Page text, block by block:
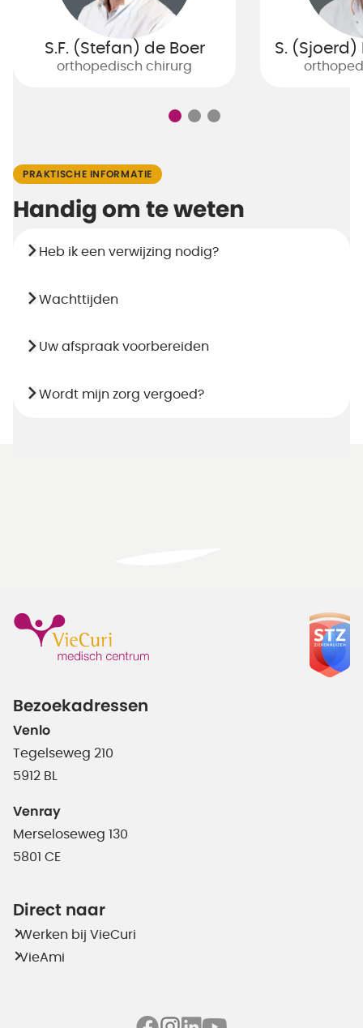
S.F. (Stefan) de Boer
orthopedisch chirurg
S.
PRAKTISCHE INFORMATIE
Handig om te weten
Heb ik een verwijzing nodig?
Wachttijden
Uw afspraak voorbereiden
Wordt mijn zorg vergoed?
Bezoekadressen
Venlo
Tegelseweg 210
5912 BL
Venray
Merseloseweg 130
5801 CE
Direct naar
Werken bij VieCuri
VieAmi